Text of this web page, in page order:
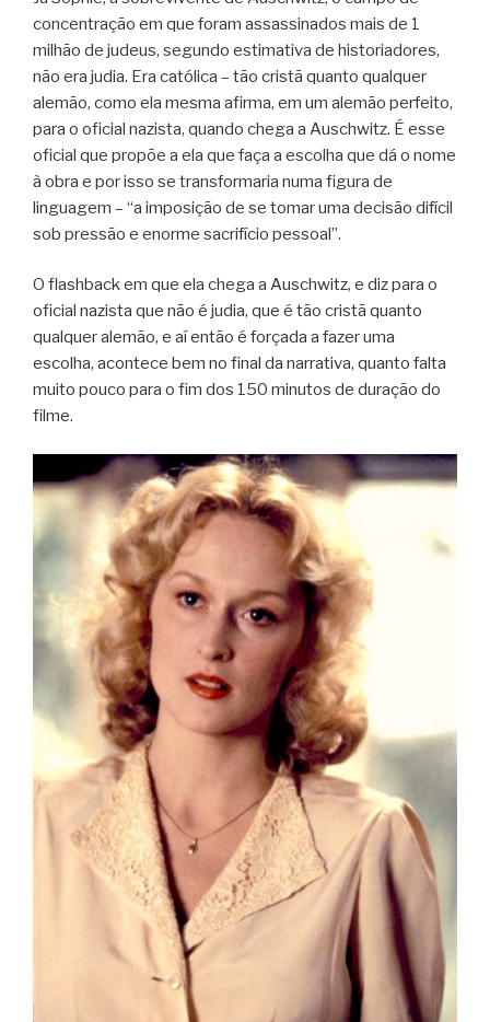
concentração em que foram assassinados mais de 1
milhão de judeus, segundo estimativa de historiadores,
não era judia. Era católica – tão cristã quanto qualquer
alemão, como ela mesma afirma, em um alemão perfeito,
para o oficial nazista, quando chega a Auschwitz. É esse
oficial que propõe a ela que faça a escolha que dá o nome
à obra e por isso se transformaria numa figura de
linguagem – “a imposição de se tomar uma decisão difícil
sob pressão e enorme sacrifício pessoal”.
O flashback em que ela chega a Auschwitz, e diz para o
oficial nazista que não é judia, que é tão cristã quanto
qualquer alemão, e aí então é forçada a fazer uma
escolha, acontece bem no final da narrativa, quanto falta
muito pouco para o fim dos 150 minutos de duração do
filme.